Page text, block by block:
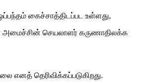
கைச்சாத்திடப்பட உள்ளது,
அமைச்சின் செயலாளர் கருணாதிலக்க
எனத் தெரிவிக்கப்படுகிறது.